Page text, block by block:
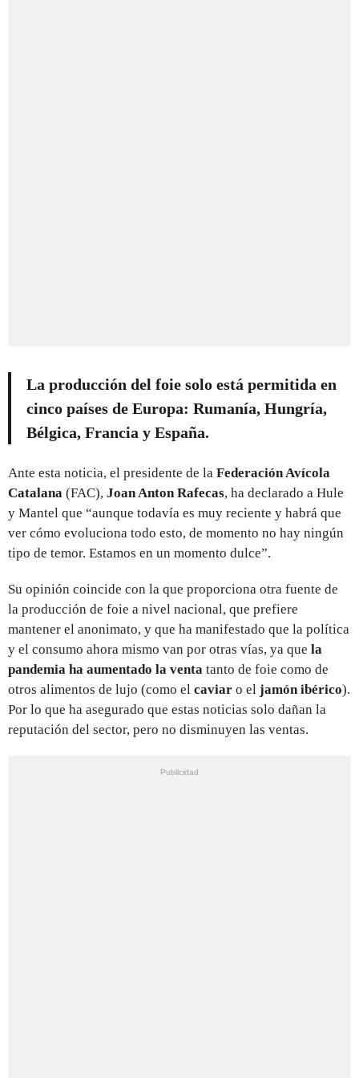
La producción del foie solo está permitida en
cinco países de Europa: Rumanía, Hungría,
Bélgica, Francia y España.
Ante esta noticia, el presidente de la Federación Avícola
Catalana (FAC), Joan Anton Rafecas, ha declarado a Hule
y Mantel que “aunque todavía es muy reciente y habrá que
ver cómo evoluciona todo esto, de momento no hay ningún
tipo de temor. Estamos en un momento dulce”.
Su opinión coincide con la que proporciona otra fuente de
la producción de foie a nivel nacional, que prefiere
mantener el anonimato, y que ha manifestado que la política
y el consumo ahora mismo van por otras vías, ya que la
pandemia ha aumentado la venta tanto de foie como de
otros alimentos de lujo (como el caviar o el jamón ibérico).
Por lo que ha asegurado que estas noticias solo dañan la
reputación del sector, pero no disminuyen las ventas.